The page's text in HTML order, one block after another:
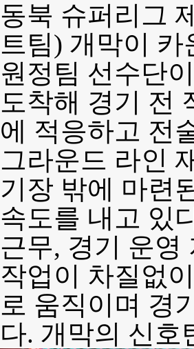
동북 슈퍼리그
트팀) 개막이 카
원정팀 선수단
도착해 경기 전
에 적응하고 전
그라운드 라인
기장 밖에 마련
속도를 내고 있
근무, 경기 운영
작업이 차질없
로 움직이며 경
다. 개막의 신호